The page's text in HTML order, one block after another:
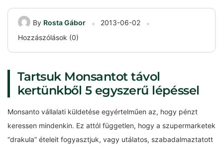
By Rosta Gábor
2013-06-02
Hozzászólások (0)
Tartsuk Monsantot távol
kertünkből 5 egyszerű lépéssel
Monsanto vállalati küldetése egyértelműen az, hogy pénzt
keressen mindenkin. Ez attól független, hogy a szupermarketek
“drakula” ételeit fogyasztjuk, vagy utálatos, szabadalmaztatott